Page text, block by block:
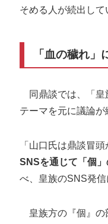
そめる人が続出して
「血の穢れ」
同鼎談では、「皇
テーマを元に議論が
「山口氏は鼎談冒頭
SNSを通じて「個
べ、皇族のSNS発信
皇族方の『個』の